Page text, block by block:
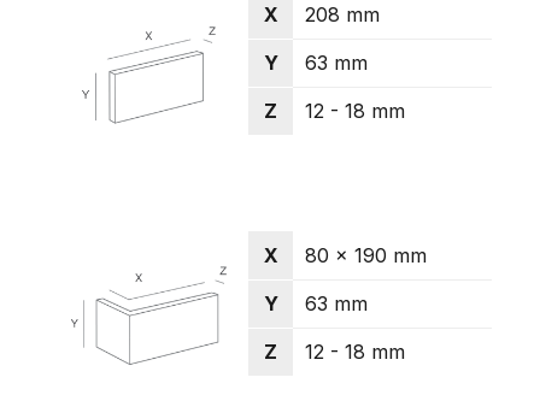
X
208 mm
Y
63 mm
Z
12 - 18 mm
X
80 x 190 mm
Y
63 mm
Z
12 - 18 mm